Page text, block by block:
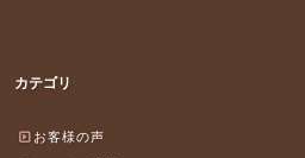
カテゴリ
お客様の声